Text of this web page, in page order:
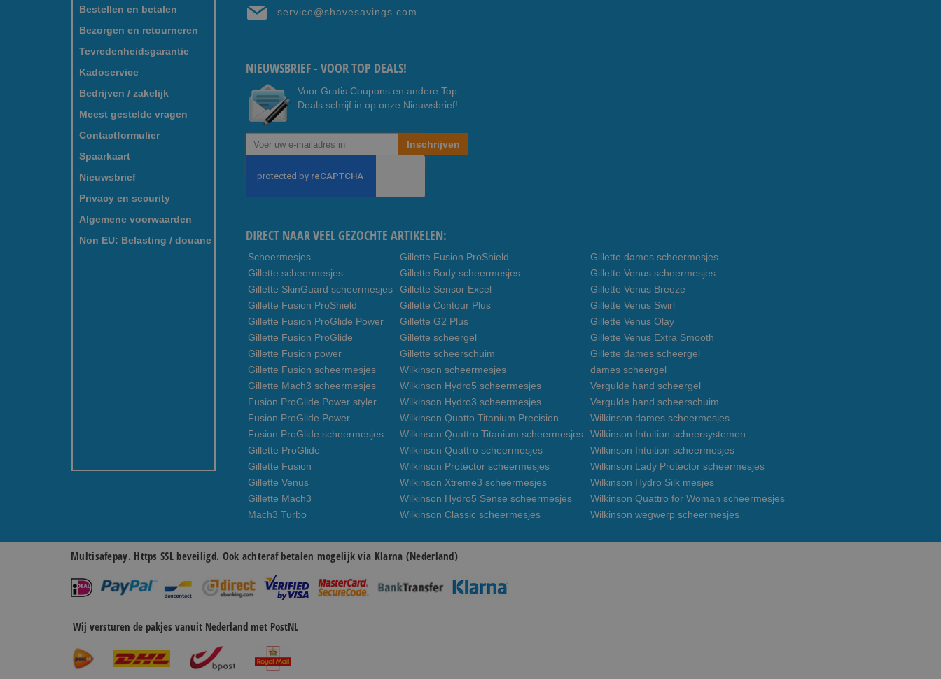
Bestellen en betalen
Bezorgen en retourneren
Tevredenheidsgarantie
Kadoservice
Bedrijven / zakelijk
Meest gestelde vragen
Contactformulier
Spaarkaart
Nieuwsbrief
Privacy en security
Algemene voorwaarden
Non EU: Belasting / douane
service@shavesavings.com
NIEUWSBRIEF - VOOR TOP DEALS!
Voor Gratis Coupons en andere Top
Deals schrijf in op onze Nieuwsbrief!
Abonneer
u
onze
Inschrijven
DIRECT NAAR VEEL GEZOCHTE ARTIKELEN:
Scheermesjes
Gillette scheermesjes
Gillette SkinGuard scheermesjes
Gillette Fusion ProShield
Gillette Fusion ProGlide Power
Gillette Fusion ProGlide
Gillette Fusion power
Gillette Fusion scheermesjes
Gillette Mach3 scheermesjes
Fusion ProGlide Power styler
Fusion ProGlide Power
Fusion ProGlide scheermesjes
Gillette ProGlide
Gillette Fusion
Gillette Venus
Gillette Mach3
Mach3 Turbo
Gillette Fusion ProShield
Gillette Body scheermesjes
Gillette Sensor Excel
Gillette Contour Plus
Gillette G2 Plus
Gillette scheergel
Gillette scheerschuim
Wilkinson scheermesjes
Wilkinson Hydro5 scheermesjes
Wilkinson Hydro3 scheermesjes
Wilkinson Quatto Titanium Precision
Wilkinson Quattro Titanium scheermesjes
Wilkinson Quattro scheermesjes
Wilkinson Protector scheermesjes
Wilkinson Xtreme3 scheermesjes
Wilkinson Hydro5 Sense scheermesjes
Wilkinson Classic scheermesjes
Gillette dames scheermesjes
Gillette Venus scheermesjes
Gillette Venus Breeze
Gillette Venus Swirl
Gillette Venus Olay
Gillette Venus Extra Smooth
Gillette dames scheergel
dames scheergel
Vergulde hand scheergel
Vergulde hand scheerschuim
Wilkinson dames scheermesjes
Wilkinson Intuition scheersystemen
Wilkinson Intuition scheermesjes
Wilkinson Lady Protector scheermesjes
Wilkinson Hydro Silk mesjes
Wilkinson Quattro for Woman scheermesjes
Wilkinson wegwerp scheermesjes
Multisafepay. Https SSL beveiligd. Ook achteraf betalen mogelijk via Klarna (Nederland)
Wij versturen de pakjes vanuit Nederland met PostNL